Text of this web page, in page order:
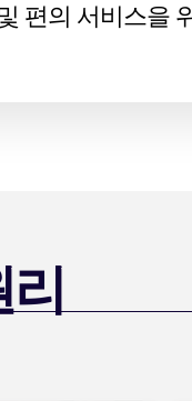
편의 서비스을
리